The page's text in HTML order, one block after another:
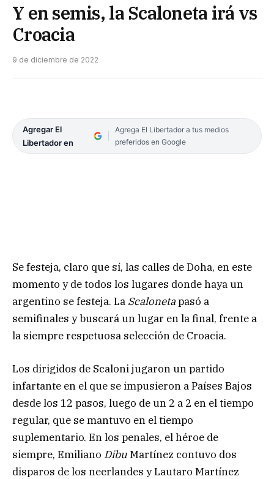
Y en semis, la Scaloneta irá vs
Croacia
9 de diciembre de 2022
Agregar El
Libertador en
Agrega El Libertador a tus medios
preferidos en Google
Se festeja, claro que sí, las calles de Doha, en este
momento y de todos los lugares donde haya un
argentino se festeja. La Scalonetapasó a
semifinales y buscará un lugar en la final, frente a
la siempre respetuosa selección de Croacia.
Los dirigidos de Scaloni jugaron un partido
infartante en el que se impusieron a Países Bajos
desde los 12 pasos, luego de un 2 a 2 en el tiempo
regular, que se mantuvo en el tiempo
suplementario. En los penales, el héroe de
siempre, Emiliano DibuMartínez contuvo dos
disparos de los neerlandes y Lautaro Martínez